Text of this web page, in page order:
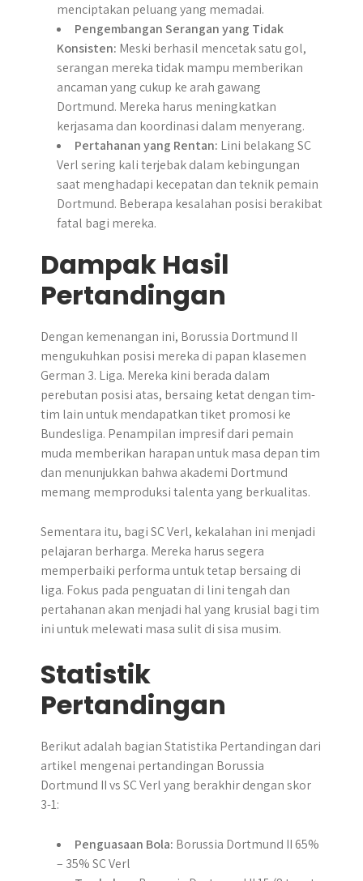
menciptakan peluang yang memadai.
Pengembangan Serangan yang Tidak
Konsisten: Meski berhasil mencetak satu gol,
serangan mereka tidak mampu memberikan
ancaman yang cukup ke arah gawang
Dortmund. Mereka harus meningkatkan
kerjasama dan koordinasi dalam menyerang.
Pertahanan yang Rentan: Lini belakang SC
Verl sering kali terjebak dalam kebingungan
saat menghadapi kecepatan dan teknik pemain
Dortmund. Beberapa kesalahan posisi berakibat
fatal bagi mereka.
Dampak Hasil
Pertandingan
​Dengan kemenangan ini, Borussia Dortmund II
mengukuhkan posisi mereka di papan klasemen
German 3.​ Liga. Mereka kini berada dalam
perebutan posisi atas, bersaing ketat dengan tim-
tim lain untuk mendapatkan tiket promosi ke
Bundesliga. Penampilan impresif dari pemain
muda memberikan harapan untuk masa depan tim
dan menunjukkan bahwa akademi Dortmund
memang memproduksi talenta yang berkualitas.
Sementara itu, bagi SC Verl, kekalahan ini menjadi
pelajaran berharga. Mereka harus segera
memperbaiki performa untuk tetap bersaing di
liga. Fokus pada penguatan di lini tengah dan
pertahanan akan menjadi hal yang krusial bagi tim
ini untuk melewati masa sulit di sisa musim.
Statistik
Pertandingan
Berikut adalah bagian Statistika Pertandingan dari
artikel mengenai pertandingan Borussia
Dortmund II vs SC Verl yang berakhir dengan skor
3-1:
Penguasaan Bola: Borussia Dortmund II 65%
– 35% SC Verl